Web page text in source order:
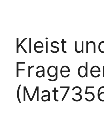
Kleist
Frage